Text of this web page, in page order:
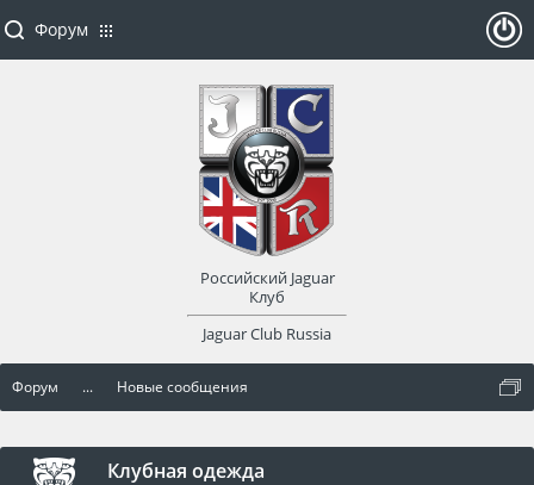
Форум ... Новые сообщения
Клубная одежда
Форум
Российский Jaguar
Клуб
Jaguar Club Russia
оват